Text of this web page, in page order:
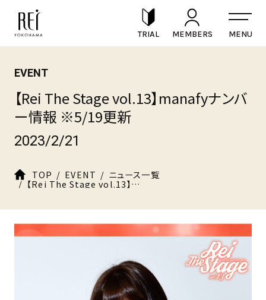
TRIAL MEMBERS
EVENT
【Rei The Stage vol.13】manafyナンバ
ー情報 ※5/19更新
2023/2/21
TOP EVENT ニュース一覧
【Rei The Stage vol.13】manafyナンバー情報 ※5/19更新